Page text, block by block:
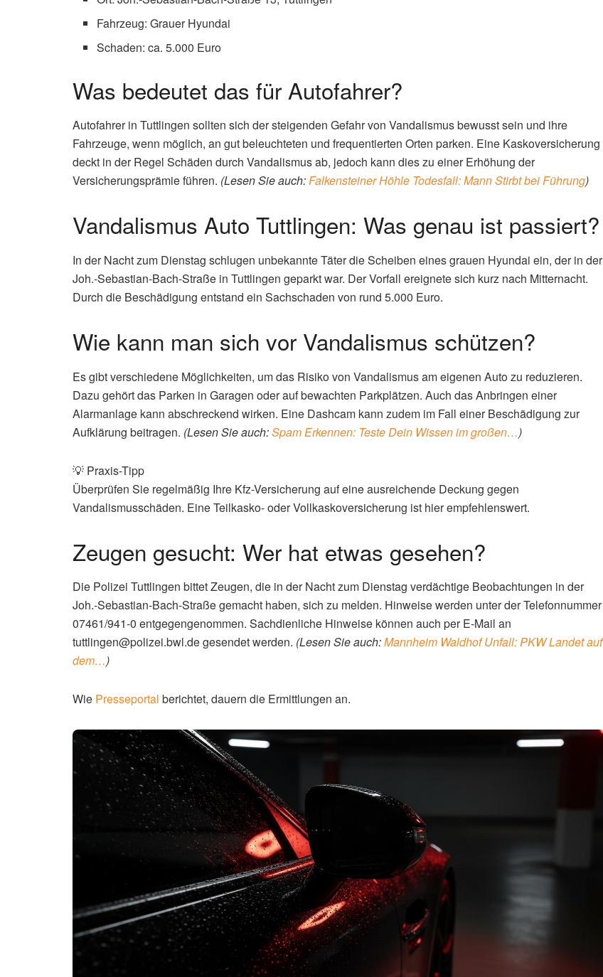
Fahrzeug: Grauer Hyundai
Schaden: ca. 5.000 Euro
Was bedeutet das für Autofahrer?
Autofahrer in Tuttlingen sollten sich der steigenden Gefahr von Vandalismus bewusst sein und ihre
Fahrzeuge, wenn möglich, an gut beleuchteten und frequentierten Orten parken. Eine Kaskoversicherung
deckt in der Regel Schäden durch Vandalismus ab, jedoch kann dies zu einer Erhöhung der
Versicherungsprämie führen. (Lesen Sie auch:Falkensteiner Höhle Todesfall: Mann Stirbt bei Führung)
Vandalismus Auto Tuttlingen: Was genau ist passiert?
In der Nacht zum Dienstag schlugen unbekannte Täter die Scheiben eines grauen Hyundai ein, der in der
Joh.-Sebastian-Bach-Straße in Tuttlingen geparkt war. Der Vorfall ereignete sich kurz nach Mitternacht.
Durch die Beschädigung entstand ein Sachschaden von rund 5.000 Euro.
Wie kann man sich vor Vandalismus schützen?
Es gibt verschiedene Möglichkeiten, um das Risiko von Vandalismus am eigenen Auto zu reduzieren.
Dazu gehört das Parken in Garagen oder auf bewachten Parkplätzen. Auch das Anbringen einer
Alarmanlage kann abschreckend wirken. Eine Dashcam kann zudem im Fall einer Beschädigung zur
Aufklärung beitragen. (Lesen Sie auch:Spam Erkennen: Teste Dein Wissen im großen…)
💡 Praxis-Tipp
Überprüfen Sie regelmäßig Ihre Kfz-Versicherung auf eine ausreichende Deckung gegen
Vandalismusschäden. Eine Teilkasko- oder Vollkaskoversicherung ist hier empfehlenswert.
Zeugen gesucht: Wer hat etwas gesehen?
Die Polizei Tuttlingen bittet Zeugen, die in der Nacht zum Dienstag verdächtige Beobachtungen in der
Joh.-Sebastian-Bach-Straße gemacht haben, sich zu melden. Hinweise werden unter der Telefonnummer
07461/941-0 entgegengenommen. Sachdienliche Hinweise können auch per E-Mail an
tuttlingen@polizei.bwl.degesendet werden. (Lesen Sie auch:Mannheim Waldhof Unfall: PKW Landet auf
dem…)
Wie Presseportal berichtet, dauern die Ermittlungen an.